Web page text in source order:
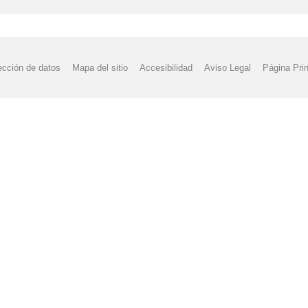
de datos Mapa del sitio Accesibilidad Aviso Legal Página